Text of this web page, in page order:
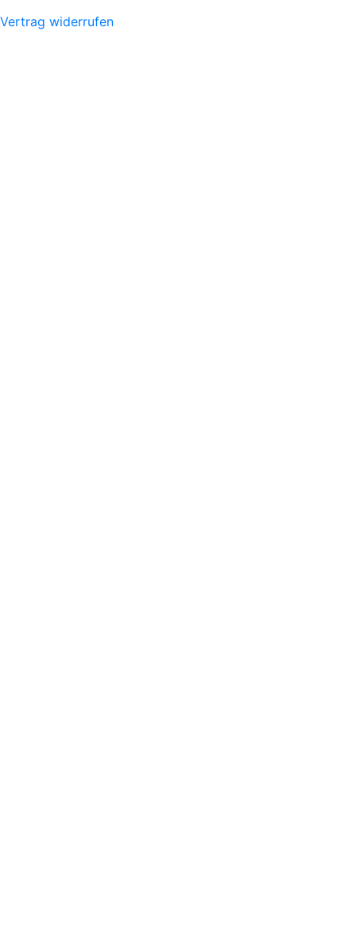
Vertrag widerrufen